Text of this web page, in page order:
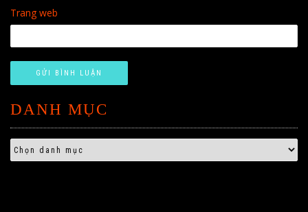
Trang web
DANH MỤC